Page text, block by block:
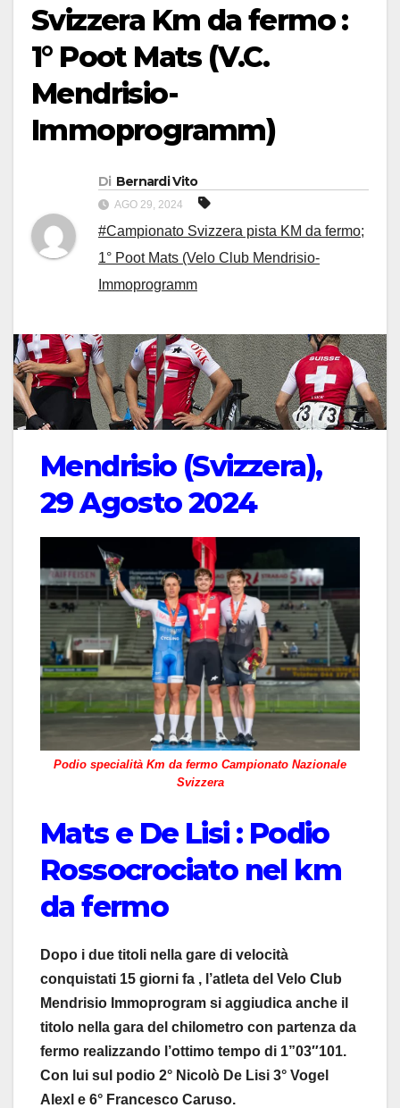
Svizzera Km da fermo :
1° Poot Mats (V.C.
Mendrisio-
Immoprogramm)
Di Bernardi Vito
AGO 29, 2024
#Campionato Svizzera pista KM da fermo;
1° Poot Mats (Velo Club Mendrisio-
Immoprogramm
Mendrisio (Svizzera),
29 Agosto 2024
Podio specialità Km da fermo Campionato Nazionale
Svizzera
Mats e De Lisi : Podio
Rossocrociato nel km
da fermo
Dopo i due titoli nella gare di velocità
conquistati 15 giorni fa , l’atleta del Velo Club
Mendrisio Immoprogram si aggiudica anche il
titolo nella gara del chilometro con partenza da
fermo realizzando l’ottimo tempo di 1”03″101.
Con lui sul podio 2° Nicolò De Lisi 3° Vogel
Alexl e 6° Francesco Caruso.